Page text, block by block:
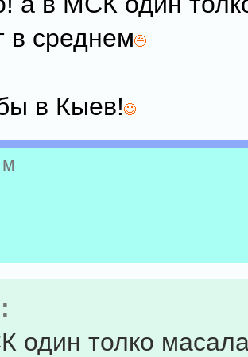
в среднем
в Кыев!
м
один толко